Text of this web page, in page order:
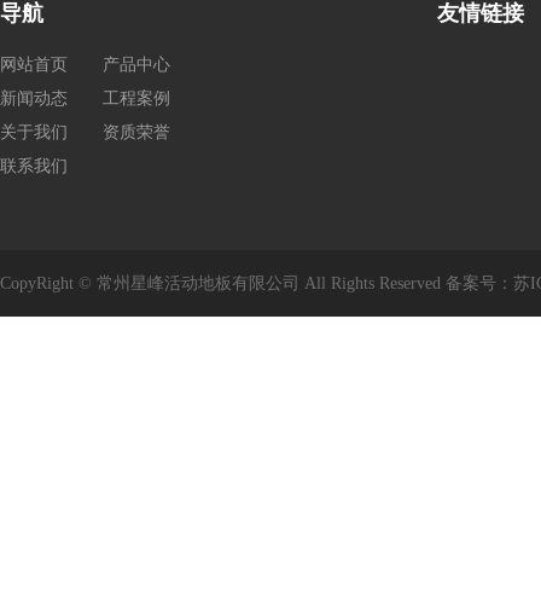
导航
网站首页
产品中心
新闻动态
工程案例
关于我们
资质荣誉
联系我们
友情链接
CopyRight © 常州星峰活动地板有限公司 All Rights Reserved 备案号： 苏